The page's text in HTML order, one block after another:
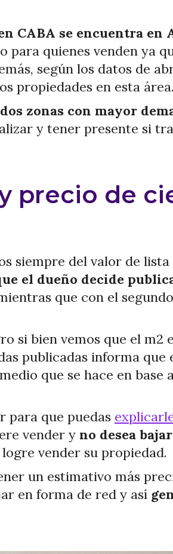
CABA se encuentra
para quienes venden ya
según los datos de
propiedades en esta área.
zonas con mayor
y tener presente si
precio de
siempre del valor de
el dueño decide
que con el
si bien vemos que el m2
publicadas informa que
que se hace en base
para que puedas
vender y no desea
vender su propiedad.
un estimativo más
en forma de red y así